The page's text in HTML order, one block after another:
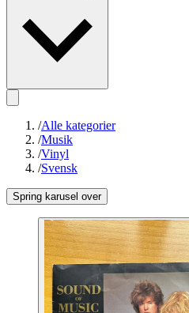
/Alle kategorier
/Musik
/Vinyl
/Svensk
Spring karusel over